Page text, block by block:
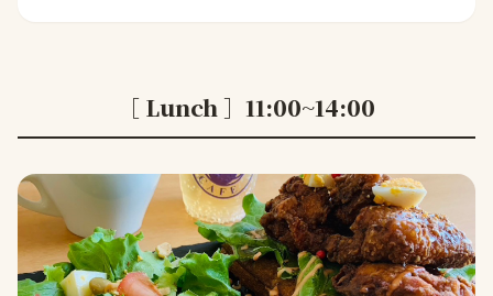
［ Lunch ］11:00~14:00